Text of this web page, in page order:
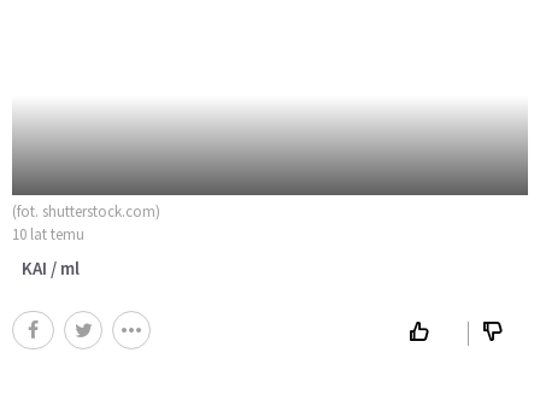
(fot. shutterstock.com)
10 lat temu
KAI / ml